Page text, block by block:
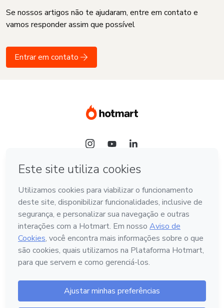
Se nossos artigos não te ajudaram, entre em contato e
vamos responder assim que possível
Entrar em contato
Idioma
Português - Brasil
Hotmart — 2011-2026 © Todos os direitos reservados